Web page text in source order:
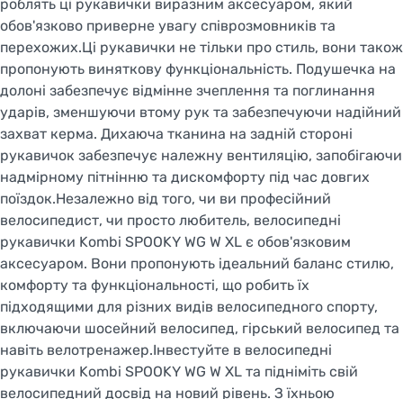
роблять ці рукавички виразним аксесуаром, який
обов'язково приверне увагу співрозмовників та
перехожих.Ці рукавички не тільки про стиль, вони також
пропонують виняткову функціональність. Подушечка на
долоні забезпечує відмінне зчеплення та поглинання
ударів, зменшуючи втому рук та забезпечуючи надійний
захват керма. Дихаюча тканина на задній стороні
рукавичок забезпечує належну вентиляцію, запобігаючи
надмірному пітнінню та дискомфорту під час довгих
поїздок.Незалежно від того, чи ви професійний
велосипедист, чи просто любитель, велосипедні
рукавички Kombi SPOOKY WG W XL є обов'язковим
аксесуаром. Вони пропонують ідеальний баланс стилю,
комфорту та функціональності, що робить їх
підходящими для різних видів велосипедного спорту,
включаючи шосейний велосипед, гірський велосипед та
навіть велотренажер.Інвестуйте в велосипедні
рукавички Kombi SPOOKY WG W XL та підніміть свій
велосипедний досвід на новий рівень. З їхньою
Welcome!
Do you want to switch to the Dutch version of the
site or stay on the Ukrainian version?
SWITCH TO FACEBIKE.NL
STAY ON FACEBIKE.UA